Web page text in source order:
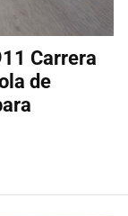
Carrera
de